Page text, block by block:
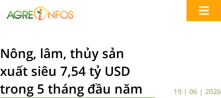
Nông, lâm, thủy sản
xuất siêu 7,54 tỷ USD
trong 5 tháng đầu năm
19 | 06 | 2026